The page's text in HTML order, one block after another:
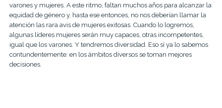
varones y mujeres. A este ritmo, faltan muchos años para alcanzar la
equidad de género y, hasta ese entonces, no nos deberían llamar la
atención las rara avis de mujeres exitosas. Cuando lo logremos,
algunas líderes mujeres serán muy capaces, otras incompetentes,
igual que los varones. Y tendremos diversidad. Eso sí ya lo sabemos
contundentemente: en los ámbitos diversos se toman mejores
decisiones.